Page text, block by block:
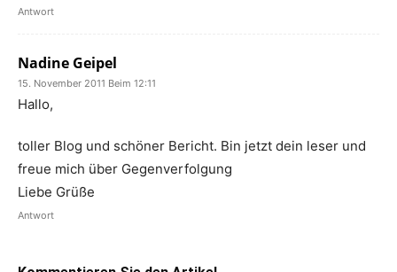
Antwort
Nadine Geipel
15. November 2011 Beim 12:11
Hallo,
toller Blog und schöner Bericht. Bin jetzt dein leser und
freue mich über Gegenverfolgung
Liebe Grüße
Antwort